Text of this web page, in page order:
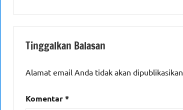
Tinggalkan Balasan
Alamat email Anda tidak akan dipublikasikan.
Komentar*